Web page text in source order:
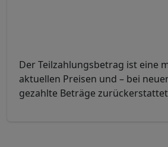
Der Teilzahlungsbetrag ist eine
aktuellen Preisen und – bei
gezahlte Beträge